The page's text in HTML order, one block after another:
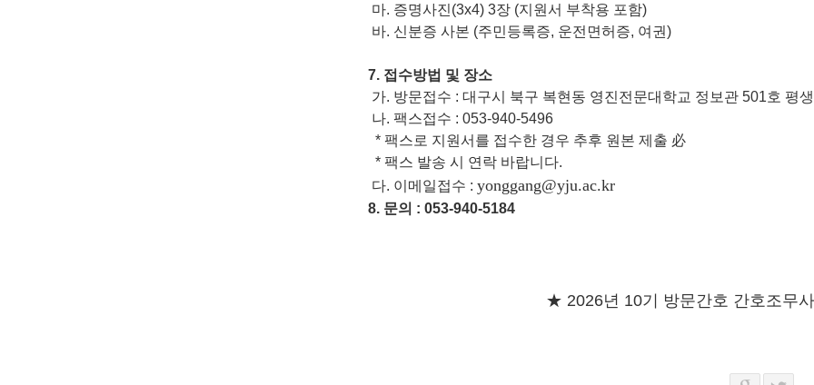
마. 증명사진(3x4) 3장 (지원서 부착용 포함)
바. 신분증 사본 (주민등록증, 운전면허증, 여권)
7. 접수방법 및 장소
가. 방문접수 : 대구시 북구 복현동 영진전문대학교 정보관 501호 평
나. 팩스접수 : 053-940-5496
* 팩스로 지원서를 접수한 경우 추후 원본 제출 必
* 팩스 발송 시 연락 바랍니다.
다. 이메일접수 : yonggang@yju.ac.kr
8. 문의 : 053-940-5184
★ 2026년 10기 방문간호 간호조무